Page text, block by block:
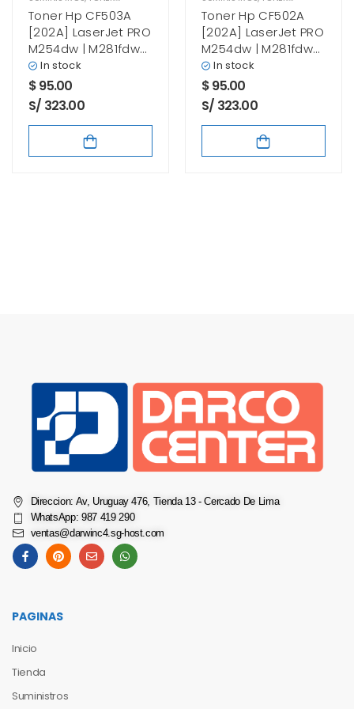
Toner Hp CF503A
[202A] LaserJet PRO
M254dw | M281fdw
Magenta
In stock
$95.00
S/ 323.00
Toner Hp CF502A
[202A] LaserJet PRO
M254dw | M281fdw
Yellow
In stock
$95.00
S/ 323.00
Direccion: Av, Uruguay 476, Tienda 13 - Cercado De Lima
WhatsApp: 987 419 290
ventas@darwinc4.sg-host.com
PAGINAS
Inicio
Tienda
Suministros